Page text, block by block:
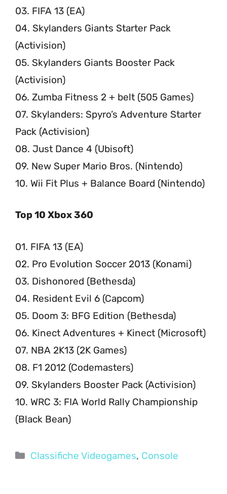
03. FIFA 13 (EA)
04. Skylanders Giants Starter Pack
(Activision)
05. Skylanders Giants Booster Pack
(Activision)
06. Zumba Fitness 2 + belt (505 Games)
07. Skylanders: Spyro’s Adventure Starter
Pack (Activision)
08. Just Dance 4 (Ubisoft)
09. New Super Mario Bros. (Nintendo)
10. Wii Fit Plus + Balance Board (Nintendo)
Top 10 Xbox 360
01. FIFA 13 (EA)
02. Pro Evolution Soccer 2013 (Konami)
03. Dishonored (Bethesda)
04. Resident Evil 6 (Capcom)
05. Doom 3: BFG Edition (Bethesda)
06. Kinect Adventures + Kinect (Microsoft)
07. NBA 2K13 (2K Games)
08. F1 2012 (Codemasters)
09. Skylanders Booster Pack (Activision)
10. WRC 3: FIA World Rally Championship
(Black Bean)
Categorie
Classifiche Videogames, Console